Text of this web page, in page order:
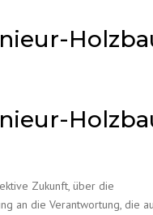
Zukunft, über die
an die Verantwortung, die